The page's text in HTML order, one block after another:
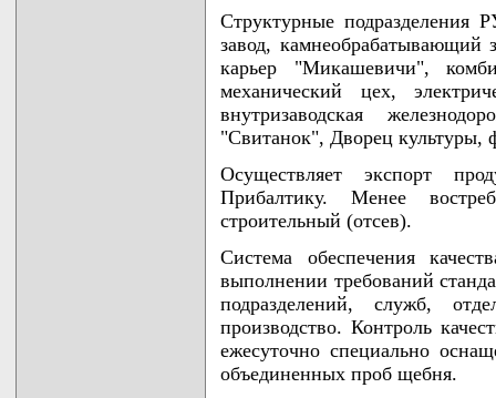
Структурные подразделения
завод, камнеобрабатывающий
карьер "Микашевичи",
механический цех,
внутризаводская
"Свитанок", Дворец культуры,
Осуществляет экспорт
Прибалтику. Менее
строительный (отсев).
Система обеспечения
выполнении требований
подразделений, служб,
производство. Контроль
ежесуточно специально
объединенных проб щебня.